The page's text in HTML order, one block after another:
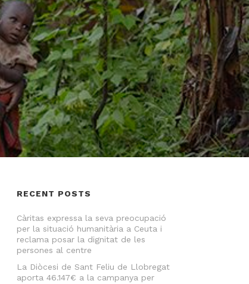
RECENT POSTS
Càritas expressa la seva preocupació
per la situació humanitària a Ceuta i
reclama posar la dignitat de les
persones al centre
La Diòcesi de Sant Feliu de Llobregat
aporta 46.147€ a la campanya per